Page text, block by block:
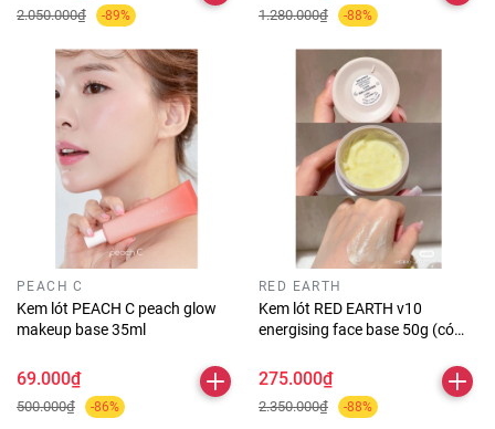
2.050.000₫ -89% 1.280.000₫ -88%
PEACH C
Kem lót PEACH C peach glow
makeup base 35ml
69.000₫
500.000₫ -86%
RED EARTH
Kem lót RED EARTH v10
energising face base 50g (có
275.000₫
2.350.000₫ -88%